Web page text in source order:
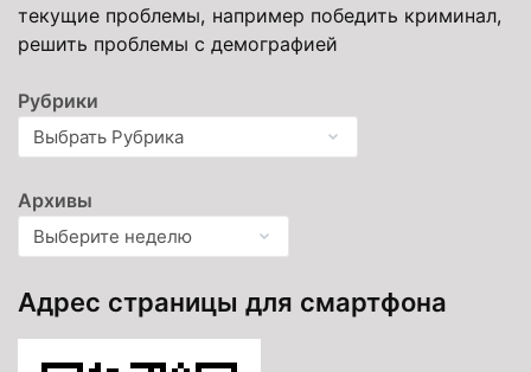
текущие проблемы, например победить криминал,
решить проблемы с демографией
Рубрики
Архивы
Адрес страницы для смартфона